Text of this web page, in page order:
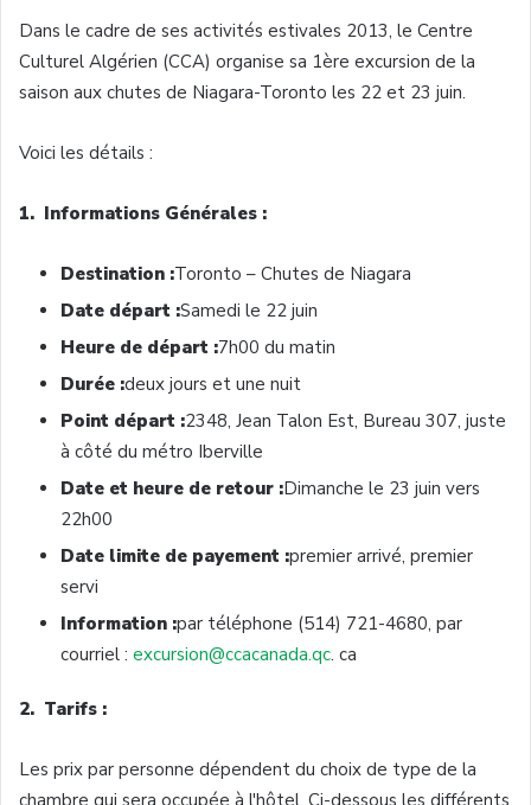
Dans le cadre de ses activités estivales 2013, le Centre
Culturel Algérien (CCA) organise sa 1ère excursion de la
saison aux chutes de Niagara-Toronto les 22 et 23 juin.
Voici les détails :
1. Informations Générales :
Destination :Toronto – Chutes de Niagara
Date départ :Samedi le 22 juin
Heure de départ :7h00 du matin
Durée :deux jours et une nuit
Point départ :2348, Jean Talon Est, Bureau 307, juste
à côté du métro Iberville
Date et heure de retour :Dimanche le 23 juin vers
22h00
Date limite de payement :premier arrivé, premier
servi
Information :par téléphone (514) 721-4680, par
courriel : excursion@ccacanada.qc. ca
2. Tarifs :
Les prix par personne dépendent du choix de type de la
chambre qui sera occupée à l'hôtel. Ci-dessous les différents